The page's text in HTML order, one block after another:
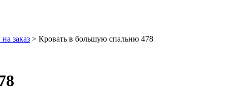
заказ > Кровать в большую спальню 478